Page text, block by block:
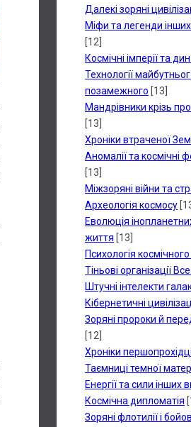
Далекі зоряні
Міфи та легенди
[12]
Космічні імперії та
Технології
позамежного [13]
Мандрівники крізь
[13]
Хроніки втраченої
Аномалії та космічні
[13]
Міжзоряні війни та
Археологія космосу
Еволюція
життя [13]
Психологія космічного
Тіньові організації
Штучні інтелекти
Кібернетичні
Зоряні пророки й
[12]
Хроніки
Таємниці темної
Енергії та сили інших
Космічна дипломатія
Зоряні флотилії і